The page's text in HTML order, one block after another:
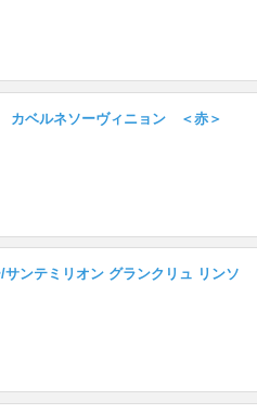
カベルネソーヴィニョン ＜赤＞
/サンテミリオン グランクリュ リンソ